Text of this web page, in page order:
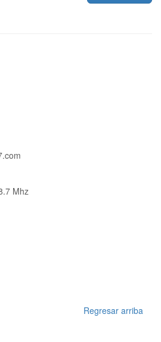
Mhz
Regresar arriba